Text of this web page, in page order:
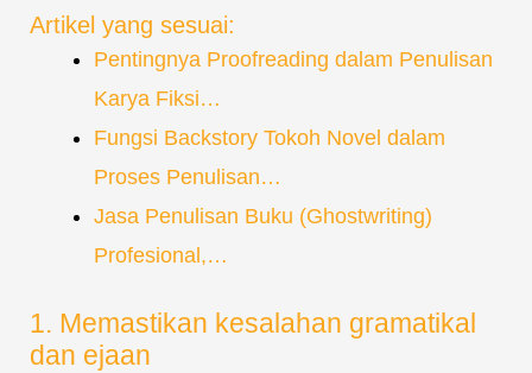
Artikel yang sesuai:
Pentingnya Proofreading dalam Penulisan
Karya Fiksi…
Fungsi Backstory Tokoh Novel dalam
Proses Penulisan…
Jasa Penulisan Buku (Ghostwriting)
Profesional,…
1. Memastikan kesalahan gramatikal
dan ejaan